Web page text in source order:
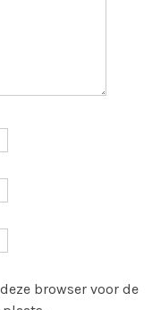
browser voor de